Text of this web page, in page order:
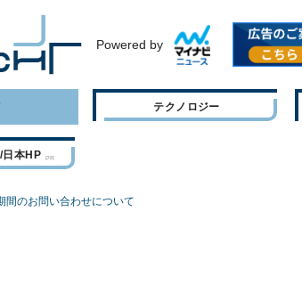
Powered by
テクノロジー
日本HP
間のお問い合わせについて